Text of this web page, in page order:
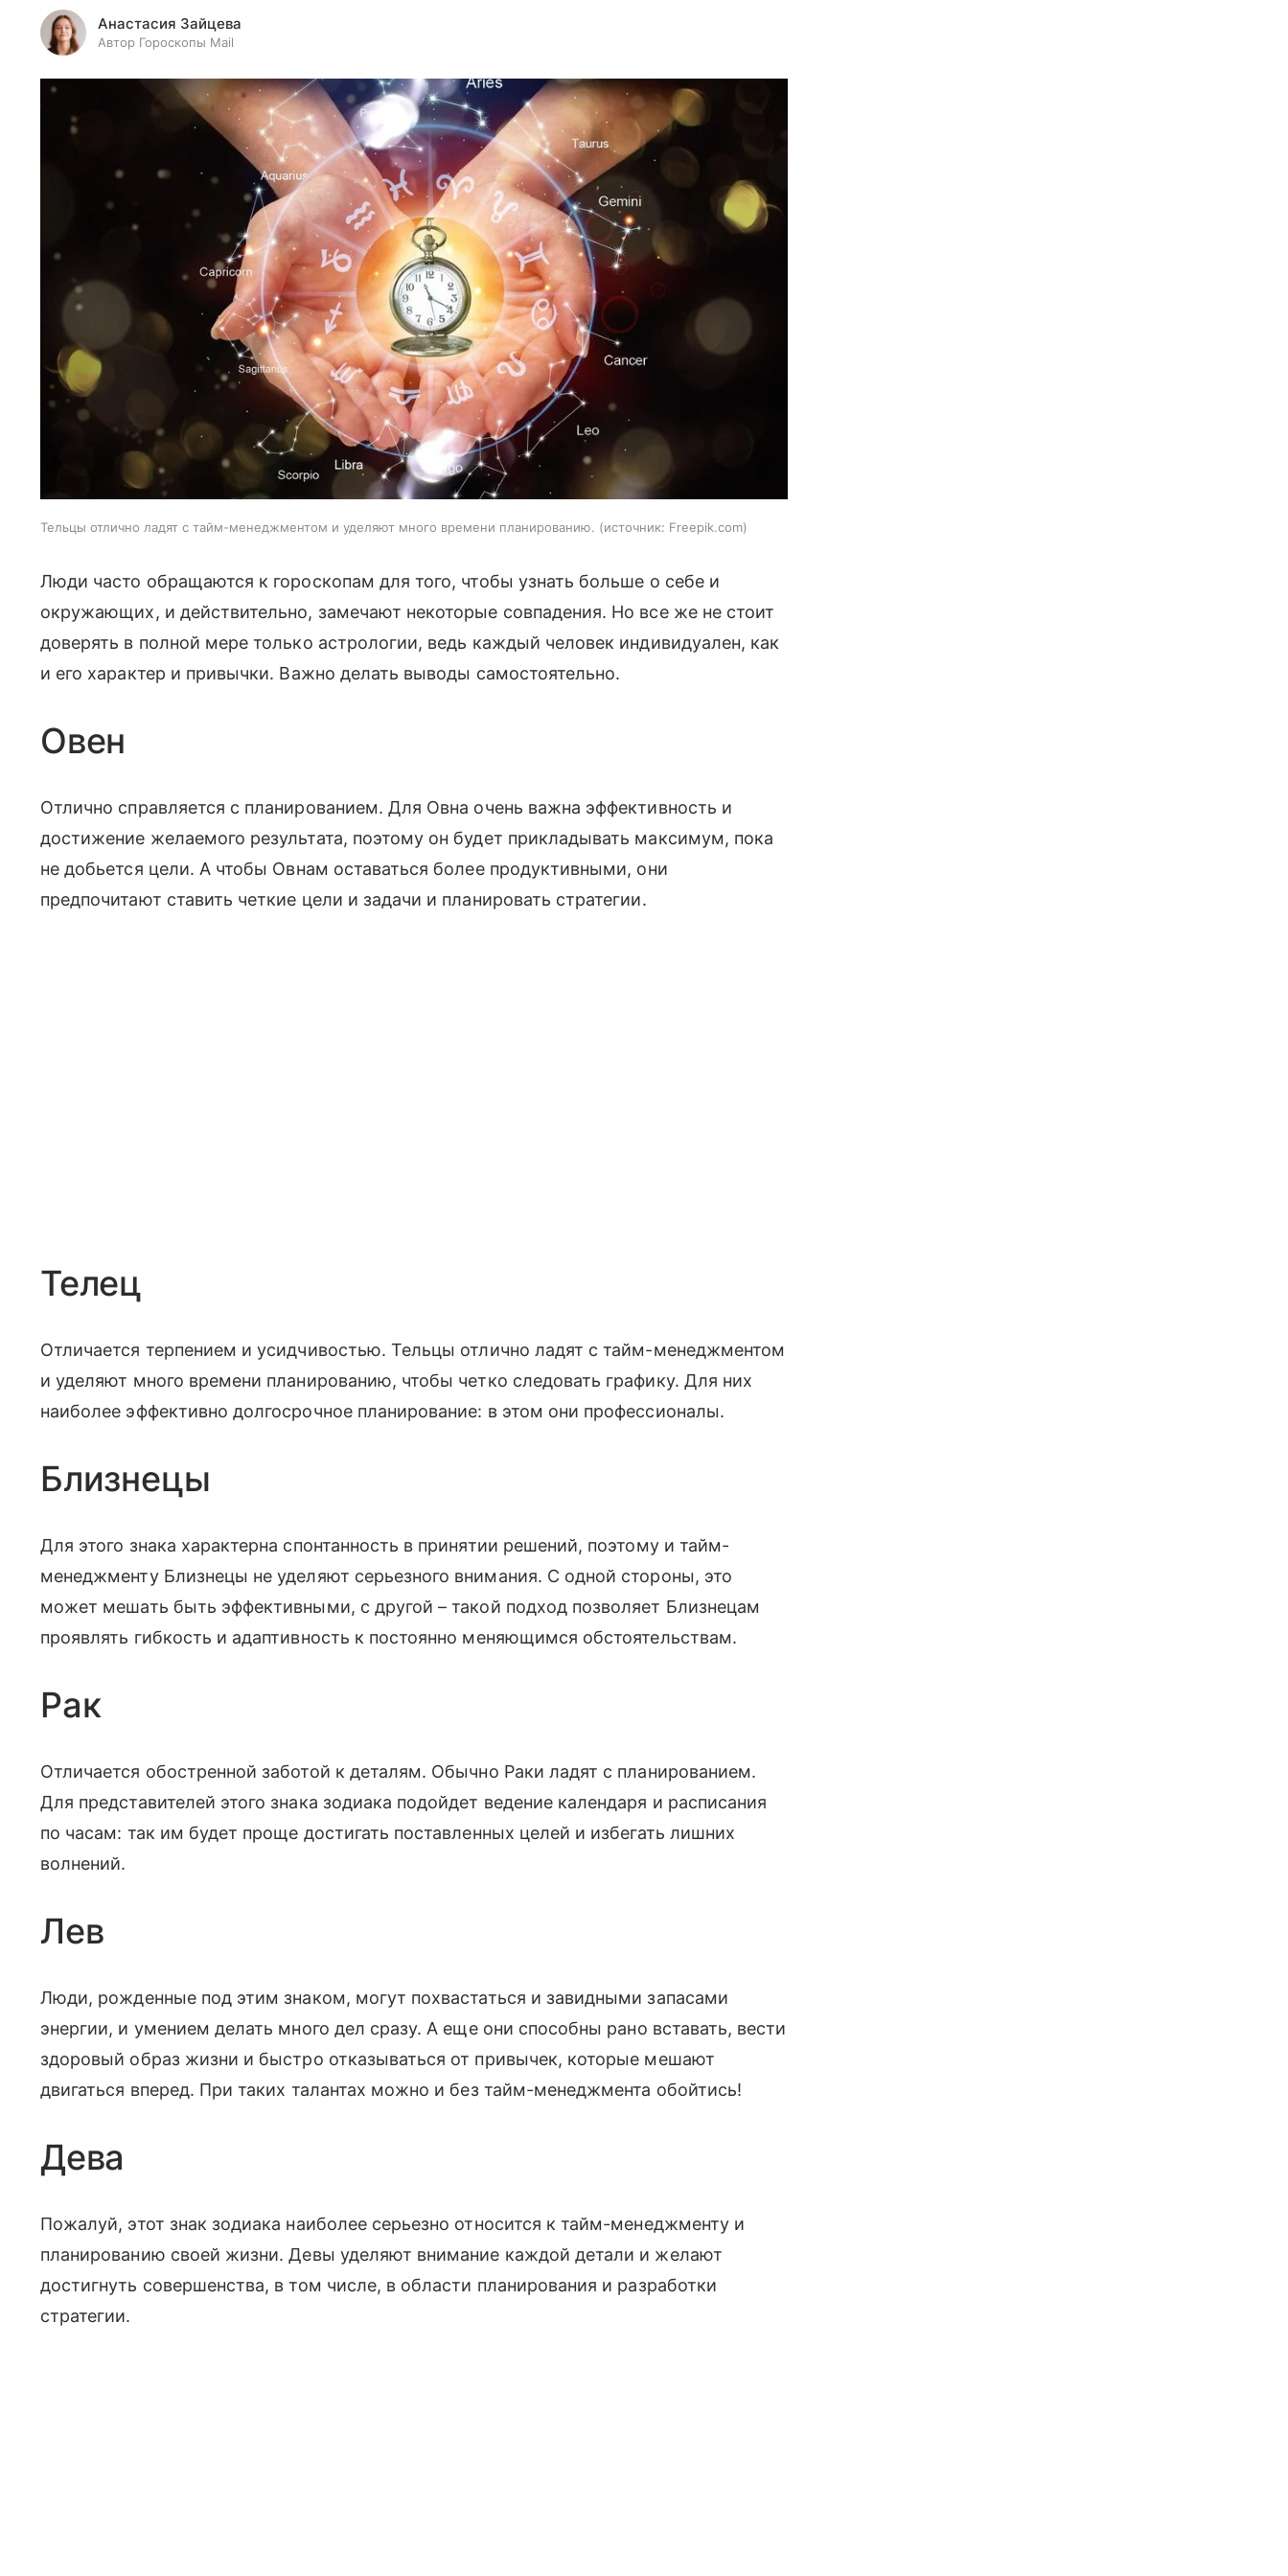
Анастасия Зайцева
Автор Гороскопы Mail
Тельцы отлично ладят с тайм-менеджментом и уделяют много времени планированию. источник: Freepik.com
Люди часто обращаются к гороскопам для того, чтобы узнать больше о себе и
окружающих, и действительно, замечают некоторые совпадения. Но все же не стоит
доверять в полной мере только астрологии, ведь каждый человек индивидуален, как
и его характер и привычки. Важно делать выводы самостоятельно.
Овен
Отлично справляется с планированием. Для Овна очень важна эффективность и
достижение желаемого результата, поэтому он будет прикладывать максимум, пока
не добьется цели. А чтобы Овнам оставаться более продуктивными, они
предпочитают ставить четкие цели и задачи и планировать стратегии.
Телец
Отличается терпением и усидчивостью. Тельцы отлично ладят с тайм-менеджментом
и уделяют много времени планированию, чтобы четко следовать графику. Для них
наиболее эффективно долгосрочное планирование: в этом они профессионалы.
Близнецы
Для этого знака характерна спонтанность в принятии решений, поэтому и тайм-
менеджменту Близнецы не уделяют серьезного внимания. С одной стороны, это
может мешать быть эффективными, с другой – такой подход позволяет Близнецам
проявлять гибкость и адаптивность к постоянно меняющимся обстоятельствам.
Рак
Отличается обостренной заботой к деталям. Обычно Раки ладят с планированием.
Для представителей этого знака зодиака подойдет ведение календаря и расписания
по часам: так им будет проще достигать поставленных целей и избегать лишних
волнений.
Лев
Люди, рожденные под этим знаком, могут похвастаться и завидными запасами
энергии, и умением делать много дел сразу. А еще они способны рано вставать, вести
здоровый образ жизни и быстро отказываться от привычек, которые мешают
двигаться вперед. При таких талантах можно и без тайм-менеджмента обойтись!
Дева
Пожалуй, этот знак зодиака наиболее серьезно относится к тайм-менеджменту и
планированию своей жизни. Девы уделяют внимание каждой детали и желают
достигнуть совершенства, в том числе, в области планирования и разработки
стратегии.